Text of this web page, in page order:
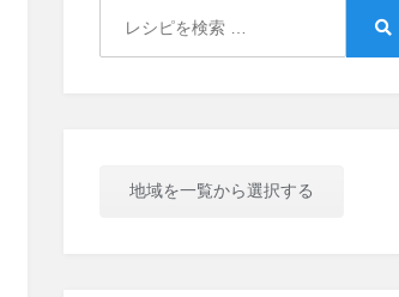
地域を一覧から選択する